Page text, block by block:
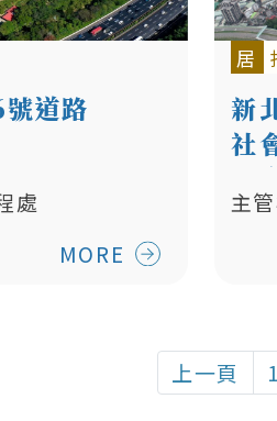
道路
處
MORE
居
新
社
置
主
上一頁 1